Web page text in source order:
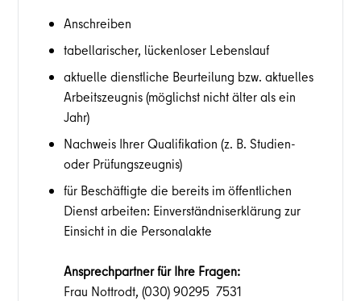
Anschreiben
tabellarischer, lückenloser Lebenslauf
aktuelle dienstliche Beurteilung bzw. aktuelles
Arbeitszeugnis (möglichst nicht älter als ein
Jahr)
Nachweis Ihrer Qualifikation (z. B. Studien-
oder Prüfungszeugnis)
für Beschäftigte die bereits im öffentlichen
Dienst arbeiten: Einverständniserklärung zur
Einsicht in die Personalakte
Ansprechpartner für Ihre Fragen:
Frau Nottrodt, (030) 90295 7531